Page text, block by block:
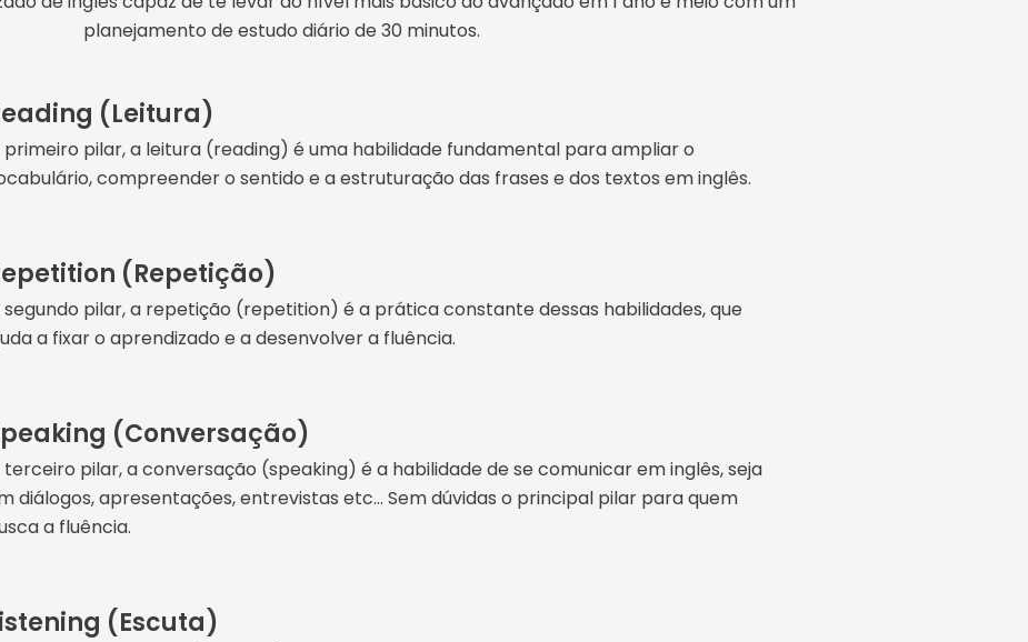
planejamento de estudo diário de 30 minutos.
(Leitura)
primeiro pilar, a leitura (reading) é uma habilidade fundamental para ampliar o
compreender o sentido e a estruturação das frases e dos textos em inglês.
(Repetição)
segundo pilar, a repetição (repetition) é a prática constante dessas habilidades, que
a fixar o aprendizado e a desenvolver a fluência.
(Conversação)
terceiro pilar, a conversação (speaking) é a habilidade de se comunicar em inglês, seja
diálogos, apresentações, entrevistas etc… Sem dúvidas o principal pilar para quem
a fluência.
(Escuta)